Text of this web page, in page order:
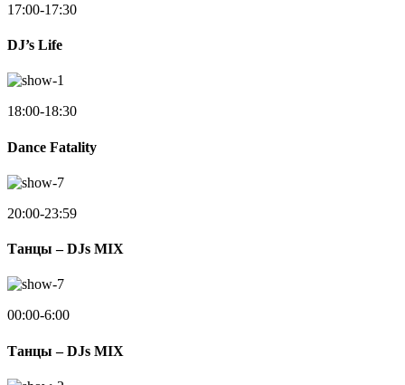
17:00-17:30
DJ’s Life
18:00-18:30
Dance Fatality
20:00-23:59
Танцы – DJs MIX
00:00-6:00
Танцы – DJs MIX